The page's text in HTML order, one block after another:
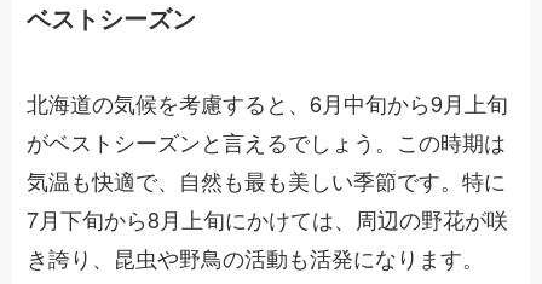
ベストシーズン
北海道の気候を考慮すると、6月中旬から9月上旬
がベストシーズンと言えるでしょう。この時期は
気温も快適で、自然も最も美しい季節です。特に
7月下旬から8月上旬にかけては、周辺の野花が咲
き誇り、昆虫や野鳥の活動も活発になります。